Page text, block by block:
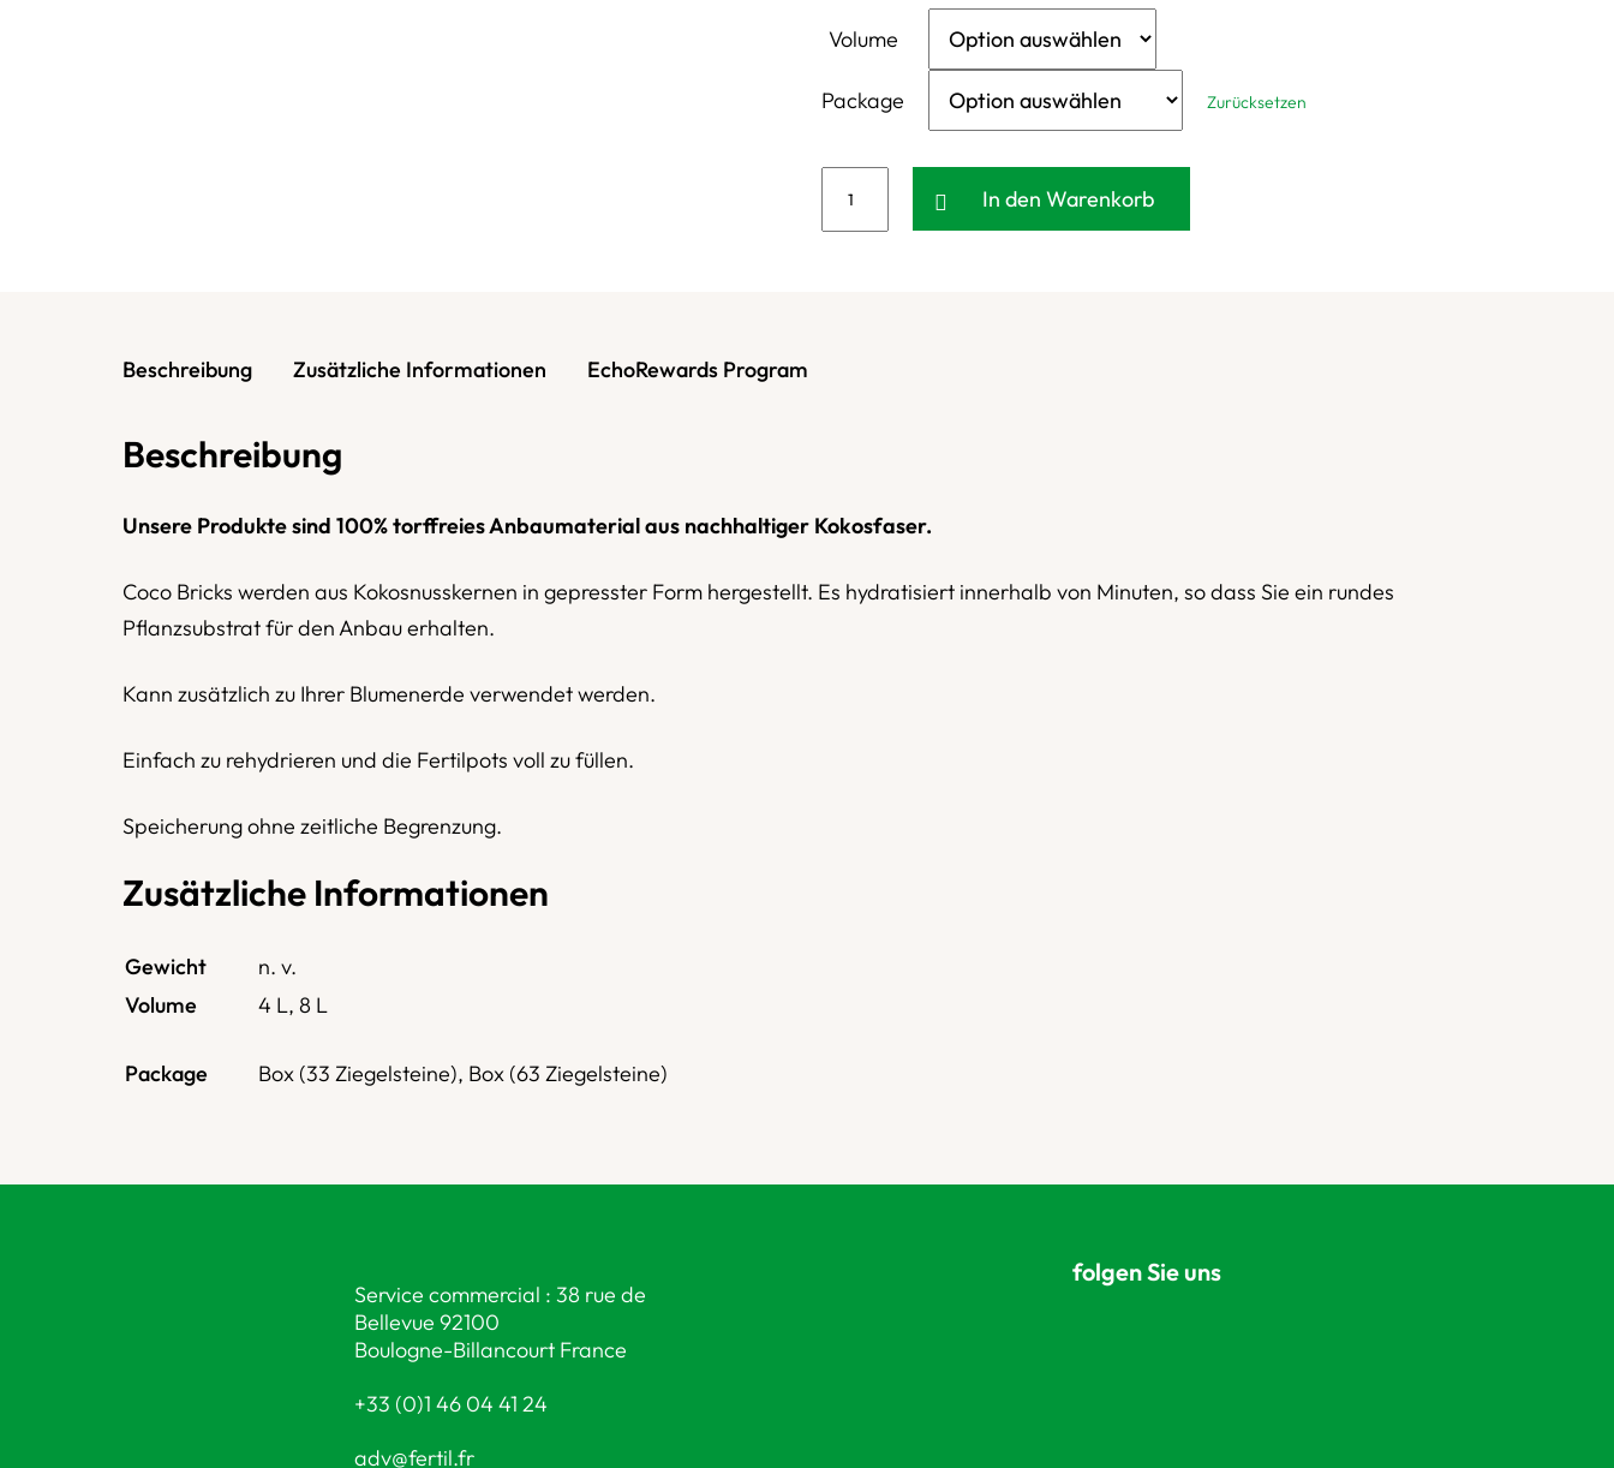
Volume
Package Zurücksetzen
In den Warenkorb
Beschreibung Zusätzliche Informationen EchoRewards Program
Beschreibung
Unsere Produkte sind 100% torffreies Anbaumaterial aus nachhaltiger Kokosfaser.
Coco Bricks werden aus Kokosnusskernen in gepresster Form hergestellt. Es hydratisiert innerhalb von Minuten, so dass Sie ein rundes
Pflanzsubstrat für den Anbau erhalten.
Kann zusätzlich zu Ihrer Blumenerde verwendet werden.
Einfach zu rehydrieren und die Fertilpots voll zu füllen.
Speicherung ohne zeitliche Begrenzung.
Zusätzliche Informationen
Gewicht
n. v.
Volume
4 L, 8 L
Package Box (33 Ziegelsteine), Box (63 Ziegelsteine)
Service commercial : 38 rue de
Bellevue 92100
Boulogne-Billancourt France
+33 (0)1 46 04 41 24
adv@fertil.fr
folgen Sie uns